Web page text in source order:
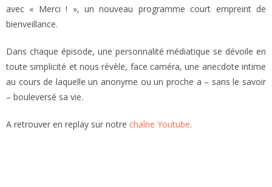
avec « Merci ! », un nouveau programme court empreint de
bienveillance.
Dans chaque épisode, une personnalité médiatique se dévoile en
toute simplicité et nous révèle, face caméra, une anecdote intime
au cours de laquelle un anonyme ou un proche a – sans le savoir
– bouleversé sa vie.
A retrouver en replay sur notre chaîne Youtube.